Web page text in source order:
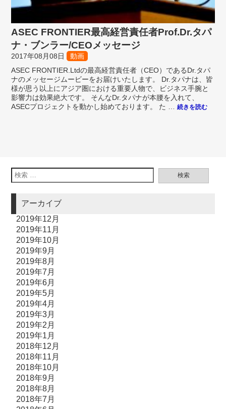
ASEC FRONTIER最高経営責任者Prof.Dr.タパ
ナ・ブンラー/CEOメッセージ
2017年08月08日
動画
ASEC FRONTIER.Ltdの最高経営責任者（CEO）であるDr.タパ
ナのメッセージムービーをお届けいたします。 Dr.タパナは、皆
様が思う以上にアジア圏における重要人物で、ビジネス手腕と
影響力は効果絶大です。 そんなDr.タパナが本腰を入れて、
ASECプロジェクトを動かし始めております。 た …続きを読む
検索
アーカイブ
2019年12月
2019年11月
2019年10月
2019年9月
2019年8月
2019年7月
2019年6月
2019年5月
2019年4月
2019年3月
2019年2月
2019年1月
2018年12月
2018年11月
2018年10月
2018年9月
2018年8月
2018年7月